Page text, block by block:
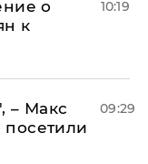
о
к
10:19
– Макс
09:29